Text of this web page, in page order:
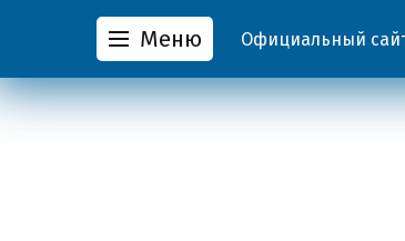
Меню Официальный